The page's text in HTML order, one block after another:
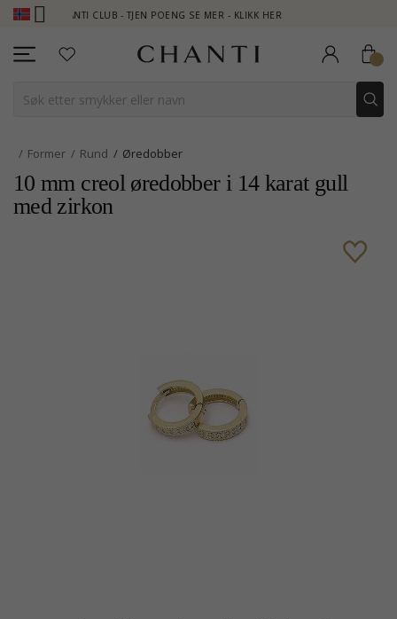
CHANTI CLUB - TJEN POENG SE MER - KLIKK HER
Former Rund Øredobber
10 mm creol øredobber i 14 karat gull
med zirkon